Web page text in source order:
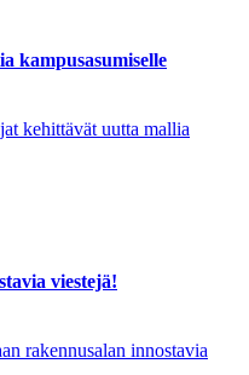
kampusasumiselle
kehittävät uutta mallia
viestejä!
rakennusalan innostavia